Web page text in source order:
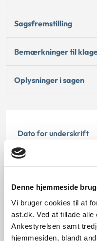
Denne hjemmeside
Vi bruger cookies til at
ast.dk. Ved at tillade
Ankestyrelsen samt
hjemmesiden, blandt
Sagsfremstilling
Bemærkninger til
Oplysninger i sagen
Dato for underskrift
28.02.2011
10.07.2013
Denne
da der er kommet